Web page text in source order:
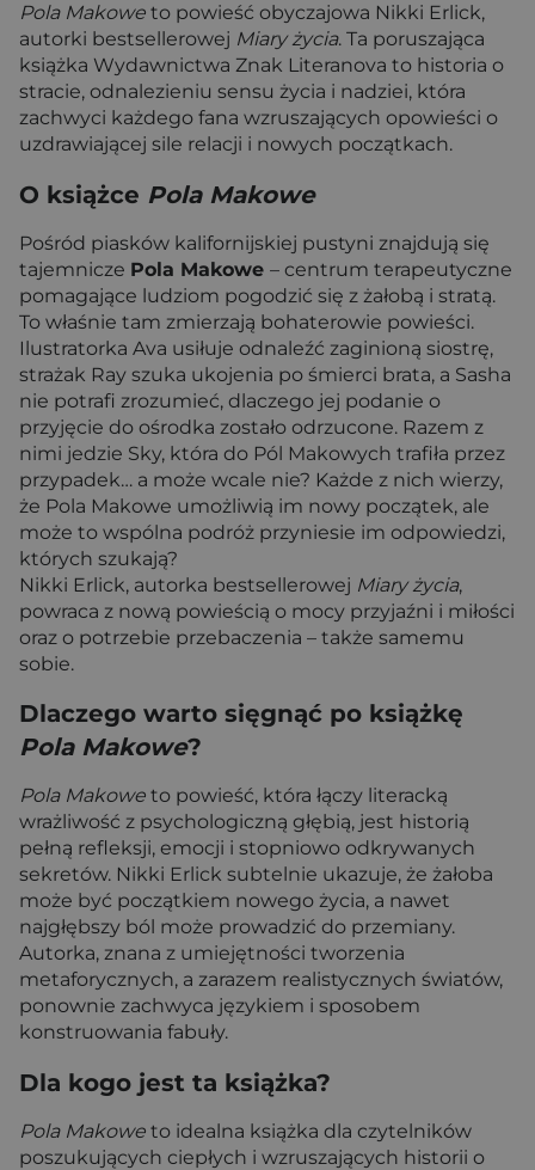
Pola Makowe to powieść obyczajowa Nikki Erlick,
autorki bestsellerowej Miary życia. Ta poruszająca
książka Wydawnictwa Znak Literanova to historia o
stracie, odnalezieniu sensu życia i nadziei, która
zachwyci każdego fana wzruszających opowieści o
uzdrawiającej sile relacji i nowych początkach.
O książce Pola Makowe
Pośród piasków kalifornijskiej pustyni znajdują się
tajemnicze Pola Makowe – centrum terapeutyczne
pomagające ludziom pogodzić się z żałobą i stratą.
To właśnie tam zmierzają bohaterowie powieści.
Ilustratorka Ava usiłuje odnaleźć zaginioną siostrę,
strażak Ray szuka ukojenia po śmierci brata, a Sasha
nie potrafi zrozumieć, dlaczego jej podanie o
przyjęcie do ośrodka zostało odrzucone. Razem z
nimi jedzie Sky, która do Pól Makowych trafiła przez
przypadek… a może wcale nie? Każde z nich wierzy,
że Pola Makowe umożliwią im nowy początek, ale
może to wspólna podróż przyniesie im odpowiedzi,
których szukają?
Nikki Erlick, autorka bestsellerowej Miary życia,
powraca z nową powieścią o mocy przyjaźni i miłości
oraz o potrzebie przebaczenia – także samemu
sobie.
Dlaczego warto sięgnąć po książkę
Pola Makowe?
Pola Makowe to powieść, która łączy literacką
wrażliwość z psychologiczną głębią, jest historią
pełną refleksji, emocji i stopniowo odkrywanych
sekretów. Nikki Erlick subtelnie ukazuje, że żałoba
może być początkiem nowego życia, a nawet
najgłębszy ból może prowadzić do przemiany.
Autorka, znana z umiejętności tworzenia
metaforycznych, a zarazem realistycznych światów,
ponownie zachwyca językiem i sposobem
konstruowania fabuły.
Dla kogo jest ta książka?
Pola Makowe to idealna książka dla czytelników
poszukujących ciepłych i wzruszających historii o